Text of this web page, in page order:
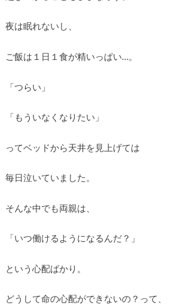
夜は眠れないし、
ご飯は１日１食が精いっぱい…。
「つらい」
「もういなくなりたい」
ってベッドから天井を見上げては
毎日泣いていました。
そんな中でも両親は、
「いつ働けるようになるんだ？」
という心配ばかり。
どうして命の心配ができないの？って、